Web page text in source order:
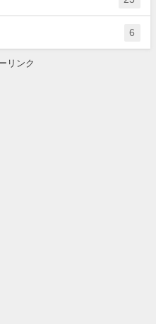
6
リンク